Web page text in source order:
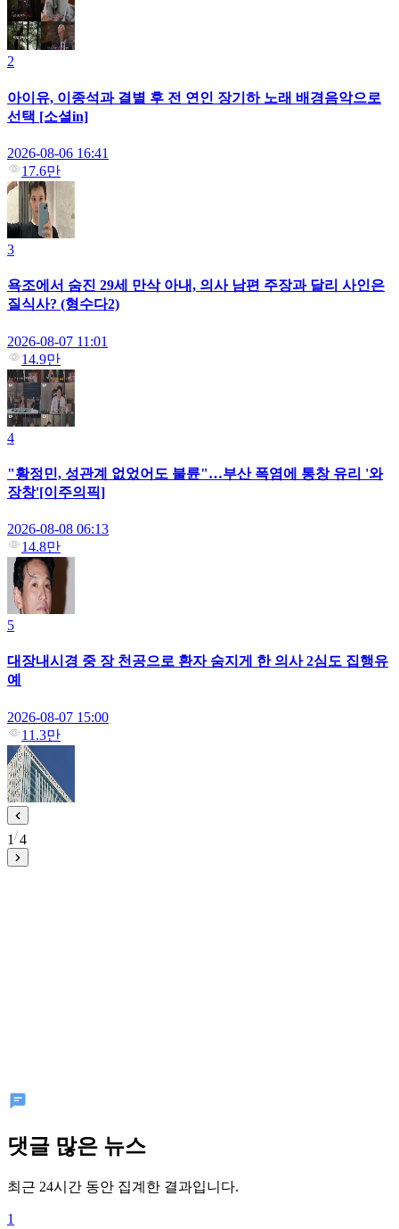
2
아이유, 이종석과 결별 후 전 연인 장기하 노래 배경음악으로
선택 [소셜in]
2026-08-06 16:41
17.6만
3
욕조에서 숨진 29세 만삭 아내, 의사 남편 주장과 달리 사인은
질식사? (형수다2)
2026-08-07 11:01
14.9만
4
"황정민, 성관계 없었어도 불륜"…부산 폭염에 통창 유리 '와
장창'[이주의픽]
2026-08-08 06:13
14.8만
5
대장내시경 중 장 천공으로 환자 숨지게 한 의사 2심도 집행유
예
2026-08-07 15:00
11.3만
1 4
댓글 많은 뉴스
최근 24시간 동안 집계한 결과입니다.
1